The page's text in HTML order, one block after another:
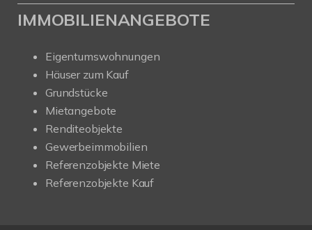
IMMOBILIENANGEBOTE
Eigentumswohnungen
Häuser zum Kauf
Grundstücke
Mietangebote
Renditeobjekte
Gewerbeimmobilien
Referenzobjekte Miete
Referenzobjekte Kauf